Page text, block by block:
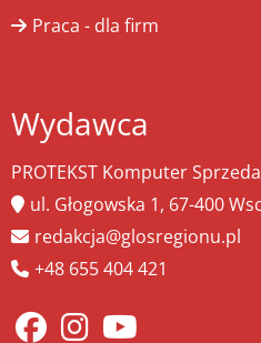
Praca - dla firm
Wydawca
PROTEKST Komputer
ul. Głogowska 1, 67-400
redakcja@glosregionu.pl
+48 655 404 421